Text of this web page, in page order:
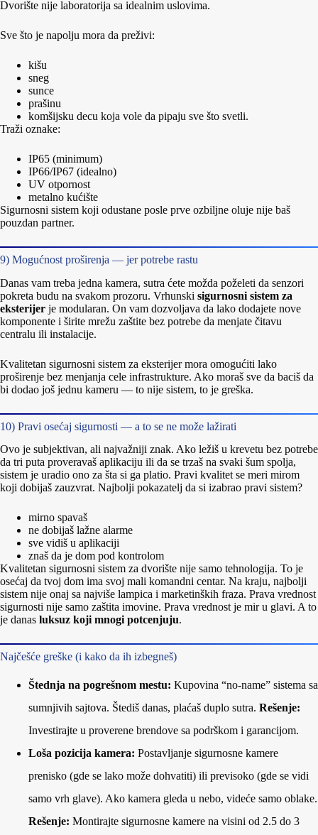
Dvorište nije laboratorija sa idealnim uslovima.
Sve što je napolju mora da preživi:
kišu
sneg
sunce
prašinu
komšijsku decu koja vole da pipaju sve što svetli.
Traži oznake:
IP65 (minimum)
IP66/IP67 (idealno)
UV otpornost
metalno kućište
Sigurnosni sistem koji odustane posle prve ozbiljne oluje nije baš
pouzdan partner.
9) Mogućnost proširenja — jer potrebe rastu
Danas vam treba jedna kamera, sutra ćete možda poželeti da senzori
pokreta budu na svakom prozoru. Vrhunski sigurnosni sistem za
eksterijer je modularan. On vam dozvoljava da lako dodajete nove
komponente i širite mrežu zaštite bez potrebe da menjate čitavu
centralu ili instalacije.
Kvalitetan sigurnosni sistem za eksterijer mora omogućiti lako
proširenje bez menjanja cele infrastrukture. Ako moraš sve da baciš da
bi dodao još jednu kameru — to nije sistem, to je greška.
10) Pravi osećaj sigurnosti — a to se ne može lažirati
Ovo je subjektivan, ali najvažniji znak. Ako ležiš u krevetu bez potrebe
da tri puta proveravaš aplikaciju ili da se trzaš na svaki šum spolja,
sistem je uradio ono za šta si ga platio. Pravi kvalitet se meri mirom
koji dobijaš zauzvrat. Najbolji pokazatelj da si izabrao pravi sistem?
mirno spavaš
ne dobijaš lažne alarme
sve vidiš u aplikaciji
znaš da je dom pod kontrolom
Kvalitetan sigurnosni sistem za dvorište nije samo tehnologija. To je
osećaj da tvoj dom ima svoj mali komandni centar. Na kraju, najbolji
sistem nije onaj sa najviše lampica i marketinških fraza. Prava vrednost
sigurnosti nije samo zaštita imovine. Prava vrednost je mir u glavi. A to
je danas luksuz koji mnogi potcenjuju.
Najčešće greške (i kako da ih izbegneš)
Štednja na pogrešnom mestu: Kupovina “no-name” sistema sa
sumnjivih sajtova. Štediš danas, plaćaš duplo sutra. Rešenje:
Investirajte u proverene brendove sa podrškom i garancijom.
Loša pozicija kamera: Postavljanje sigurnosne kamere
prenisko (gde se lako može dohvatiti) ili previsoko (gde se vidi
samo vrh glave). Ako kamera gleda u nebo, videće samo oblake.
Rešenje: Montirajte sigurnosne kamere na visini od 2.5 do 3